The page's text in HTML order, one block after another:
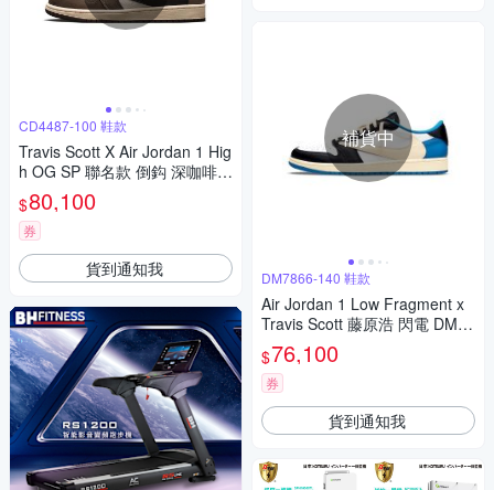
CD4487-100 鞋款
Travis Scott X Air Jordan 1 Hig
h OG SP 聯名款 倒鈎 深咖啡 C
D4487-100
$80,100
券
貨到通知我
補貨中
DM7866-140 鞋款
Air Jordan 1 Low Fragment x
Travis Scott 藤原浩 閃電 DM78
66-140
$76,100
券
貨到通知我